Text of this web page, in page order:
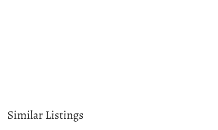
Similar Listings